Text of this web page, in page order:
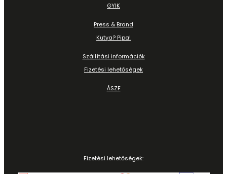
GYIK
Press & Brand
Kutya? Pipa!
Szállítási információk
Fizetési lehetőségek
ÁSZF
Fizetési lehetőségek: